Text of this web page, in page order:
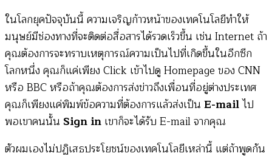
ในโลกยุคปัจจุบันนี้ ความเจริญก้าวหน้าของเทคโนโลยีทำให้
มนุษย์มีช่องทางที่จะติดต่อสื่อสารได้รวดเร็วขึ้น เช่น Internet ถ้า
คุณต้องการจะทราบเหตุการณ์ความเป็นไปที่เกิดขึ้นในอีกซีก
โลกหนึ่ง คุณก็แค่เพียง Click เข้าไปดู Homepage ของ CNN
หรือ BBC หรือถ้าคุณต้องการส่งข่าวถึงเพื่อนที่อยู่ต่างประเทศ
คุณก็เพียงแค่พิมพ์ข้อความที่ต้องการแล้วส่งเป็น E-mailไป
พอเขาคนนั้น Sign in เขาก็จะได้รับ E-mail จากคุณ
ตัวผมเองไม่ปฏิเสธประโยชน์ของเทคโนโลยีเหล่านี้ แต่ถ้าพูดกัน